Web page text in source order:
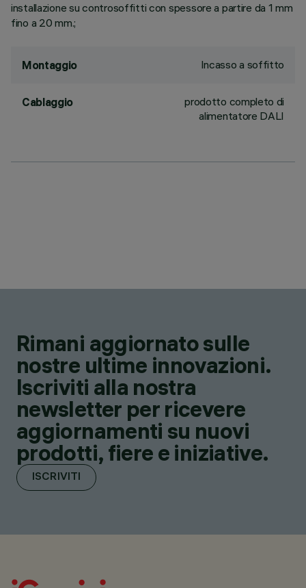
installazione su controsoffitti con spessore a partire da 1 mm
fino a 20 mm.;
Montaggio Incasso a soffitto
Cablaggio
prodotto completo di
alimentatore DALI
Rimani aggiornato sulle
nostre ultime innovazioni.
Iscriviti alla nostra
newsletter per ricevere
aggiornamenti su nuovi
prodotti, fiere e iniziative.
ISCRIVITI